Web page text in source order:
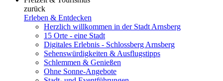
zurück
Erleben & Entdecken
Herzlich willkommen in der Stadt Arnsberg
15 Orte - eine Stadt
Digitales Erlebnis - Schlossberg Arnsberg
Sehenswürdigkeiten & Ausflugstipps
Schlemmen & Genießen
Ohne Sonne-Angebote